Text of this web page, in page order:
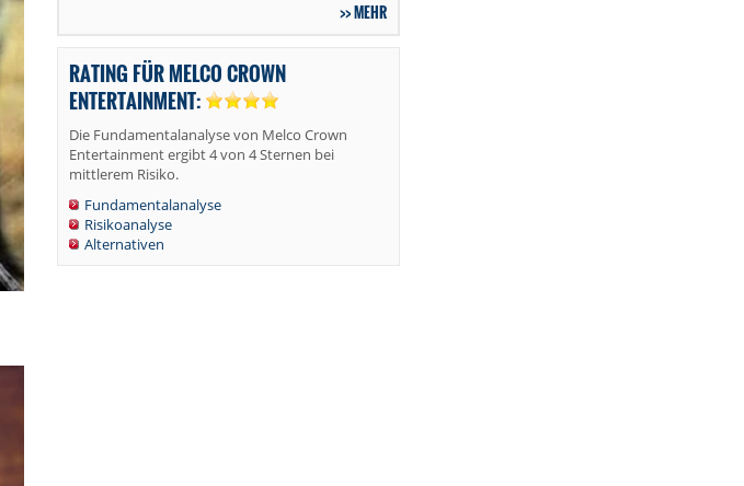
MEHR
RATING FÜR MELCO CROWN
ENTERTAINMENT:
Die Fundamentalanalyse von Melco Crown
Entertainment ergibt 4 von 4 Sternen bei
mittlerem Risiko.
Fundamentalanalyse
Risikoanalyse
Alternativen